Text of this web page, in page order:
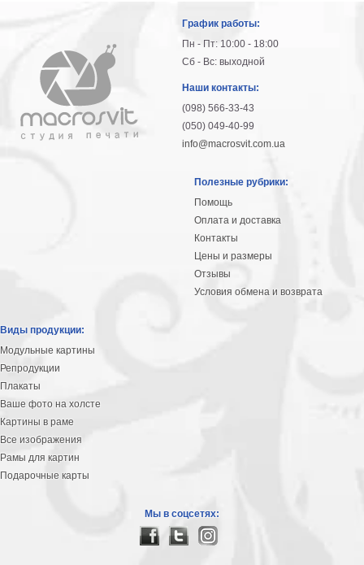
График работы:
Пн - Пт: 10:00 - 18:00
Сб - Вс: выходной
Наши контакты:
(098) 566-33-43
(050) 049-40-99
info@macrosvit.com.ua
Полезные рубрики:
Помощь
Оплата и доставка
Контакты
Цены и размеры
Отзывы
Условия обмена и возврата
Виды продукции:
Модульные картины
Репродукции
Плакаты
Ваше фото на холсте
Картины в раме
Все изображения
Рамы для картин
Подарочные карты
Мы в соцсетях: